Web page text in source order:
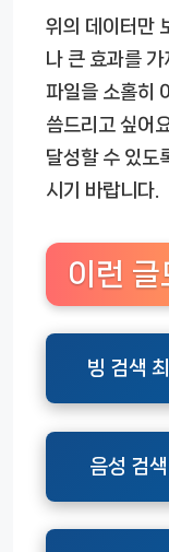
위의 데이터만
나 큰 효과를 가
파일을 소홀히
씀드리고 싶어
달성할 수 있도
시기 바랍니다.
이런 글
빙 검색
음성 검